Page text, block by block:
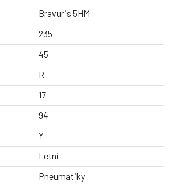
Bravuris 5HM
235
45
R
17
94
Y
Letní
Pneumatiky